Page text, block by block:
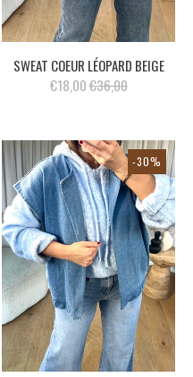
SWEAT COEUR LÉOPARD BEIGE
€18,00€36,00
-30%